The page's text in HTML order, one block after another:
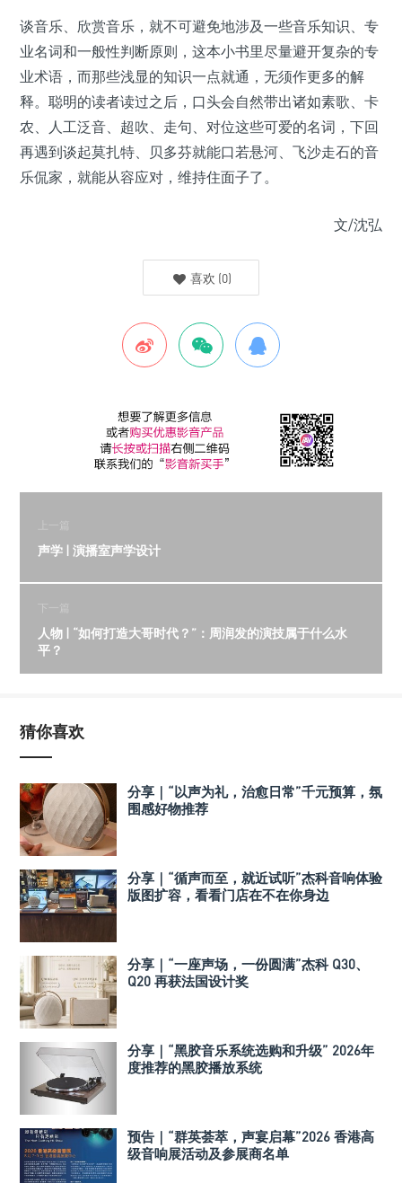
谈音乐、欣赏音乐，就不可避免地涉及一些音乐知识、专
业名词和一般性判断原则，这本小书里尽量避开复杂的专
业术语，而那些浅显的知识一点就通，无须作更多的解
释。聪明的读者读过之后，口头会自然带出诸如素歌、卡
农、人工泛音、超吹、走句、对位这些可爱的名词，下回
再遇到谈起莫扎特、贝多芬就能口若悬河、飞沙走石的音
乐侃家，就能从容应对，维持住面子了。
文/沈弘
喜欢 (0)
上一篇
声学 | 演播室声学设计
下一篇
人物 | “如何打造大哥时代？”：周润发的演技属于什么水
平？
猜你喜欢
分享｜“以声为礼，治愈日常”千元预算，氛
围感好物推荐
分享｜“循声而至，就近试听”杰科音响体验
版图扩容，看看门店在不在你身边
分享｜“一座声场，一份圆满”杰科 Q30、
Q20 再获法国设计奖
分享｜“黑胶音乐系统选购和升级” 2026年
度推荐的黑胶播放系统
预告｜“群英荟萃，声宴启幕”2026 香港高
级音响展活动及参展商名单